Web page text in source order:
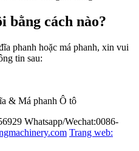
bằng cách nào?
phanh hoặc má phanh, xin vui
tin sau:
& Má phanh Ô tô
Whatsapp/Wechat:0086-
Trang web: